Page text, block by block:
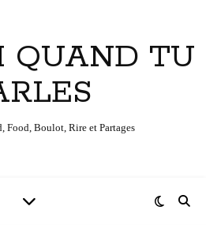
QUAND TU
Boulot, Rire et Partages